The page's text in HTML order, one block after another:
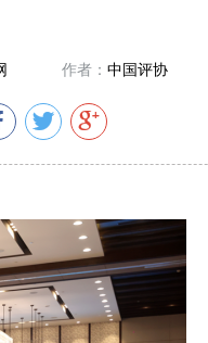
作者： 中国评协